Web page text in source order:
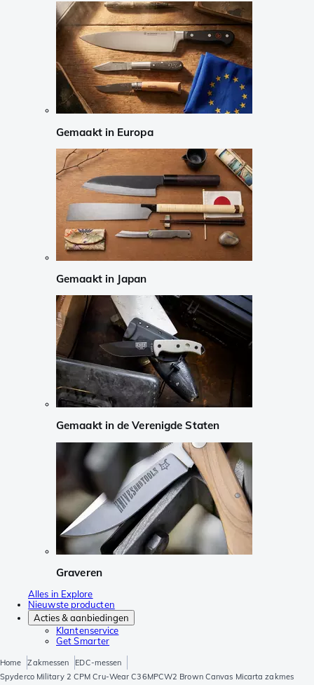
Gemaakt in Europa
Gemaakt in Japan
Gemaakt in de Verenigde Staten
Graveren
Alles in Explore
Nieuwste producten
Acties & aanbiedingen
Klantenservice
Get Smarter
Home Zakmessen
EDC-messen
Spyderco Military 2 CPM Cru-Wear C36MPCW2 Brown Canvas Micarta zakmes